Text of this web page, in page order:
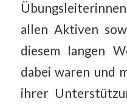
allen Aktiven
diesem langen
dabei waren und
ihrer